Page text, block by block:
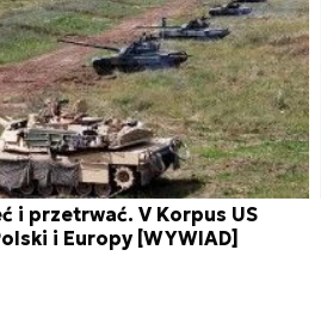
i przetrwać. V Korpus US
i Europy [WYWIAD]